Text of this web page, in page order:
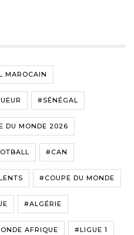
MAROCAIN
#SÉNÉGAL
DU MONDE 2026
#CAN
#COUPE DU MONDE
#ALGÉRIE
AFRIQUE #LIGUE 1